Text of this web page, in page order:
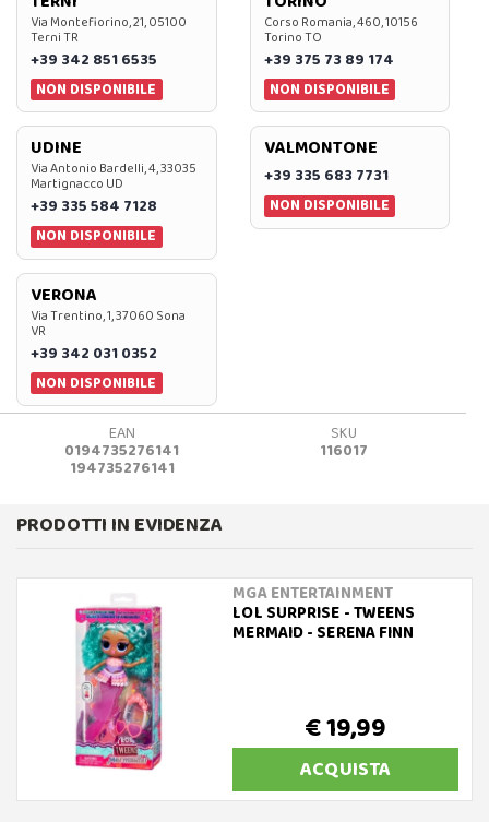
Via Montefiorino, 21, 05100
Terni TR
+39 342 851 6535
NON DISPONIBILE
Corso Romania, 460, 10156
Torino TO
+39 375 73 89 174
NON DISPONIBILE
UDINE
Via Antonio Bardelli, 4, 33035
Martignacco UD
+39 335 584 7128
NON DISPONIBILE
VALMONTONE
+39 335 683 7731
NON DISPONIBILE
VERONA
Via Trentino, 1, 37060 Sona
VR
+39 342 031 0352
NON DISPONIBILE
EAN
0194735276141
194735276141
SKU
116017
PRODOTTI IN EVIDENZA
MGA ENTERTAINMENT
LOL SURPRISE - TWEENS
MERMAID - SERENA FINN
€ 19,99
ACQUISTA